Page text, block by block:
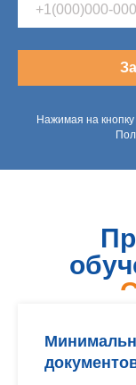
Нажимая на